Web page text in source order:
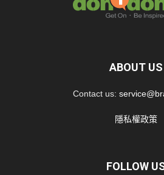
ABOUT US
Contact us:
隱私權政策
FOLLOW